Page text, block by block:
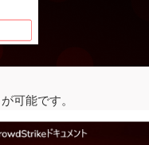
可能です。